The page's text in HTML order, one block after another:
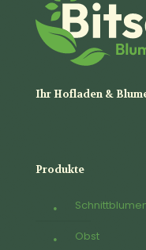
Ihr Hofladen &
Produkte
Obst